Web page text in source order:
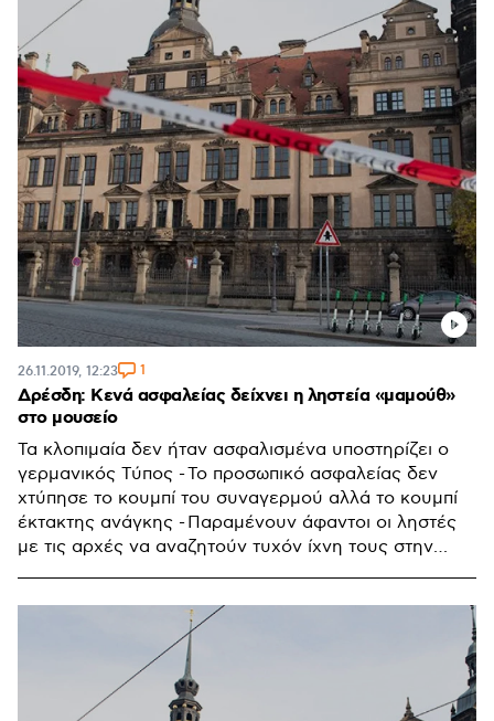
Δρέσδη: Κενά ασφαλείας δείχνει η ληστεία «μαμούθ»
στο μουσείο
Τα κλοπιμαία δεν ήταν ασφαλισμένα υποστηρίζει ο
γερμανικός Τύπος - Το προσωπικό ασφαλείας δεν
χτύπησε το κουμπί του συναγερμού αλλά το κουμπί
έκτακτης ανάγκης - Παραμένουν άφαντοι οι ληστές
με τις αρχές να αναζητούν τυχόν ίχνη τους στην
26.11.2019, 12:23 1